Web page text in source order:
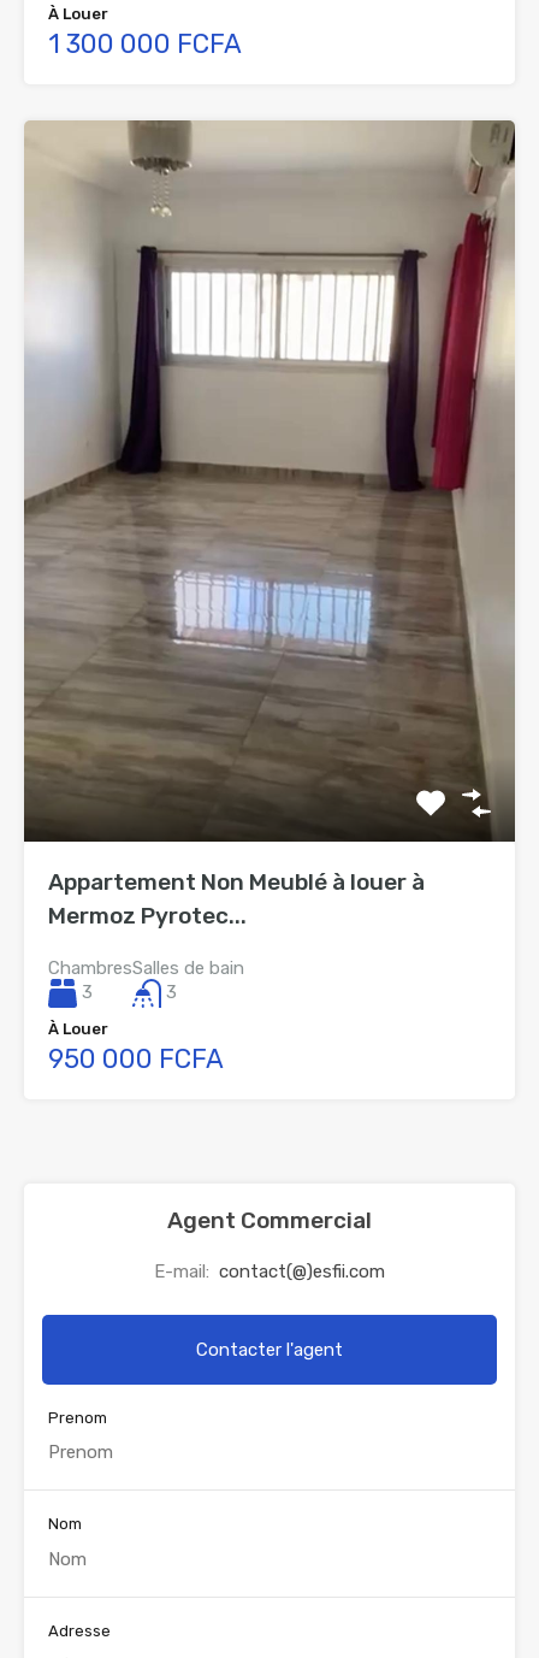
À Louer
1 300 000 FCFA
Appartement Non Meublé à louer à
Mermoz Pyrotec...
Chambres
3
Salles de bain
3
À Louer
950 000 FCFA
Agent Commercial
E-mail: contact(@)esfii.com
Contacter l'agent
Prenom
Nom
Adresse